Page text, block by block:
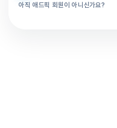
아직 애드픽 회원이 아니신가요?